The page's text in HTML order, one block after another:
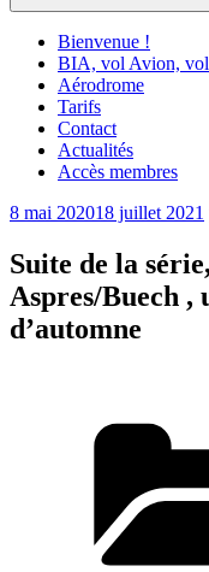
Bienvenue !
BIA, vol Avion, vol
Aérodrome
Tarifs
Contact
Actualités
Accès membres
Publié
8 mai 202018 juillet 2021
Suite de la
Aspres/Buech ,
d’automne